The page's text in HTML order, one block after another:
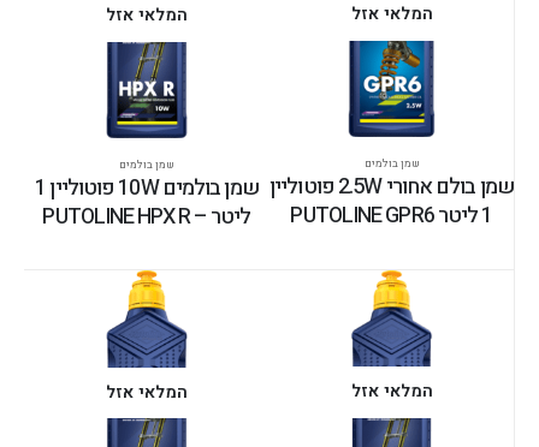
המלאי אזל
שמן בולמים
שמן בולם אחורי 2.5W פוטוליין
1 ליטר PUTOLINE GPR6
המלאי אזל
שמן בולמים
שמן בולמים 10W פוטוליין 1
ליטר – PUTOLINE HPX R
המלאי אזל המלאי אזל